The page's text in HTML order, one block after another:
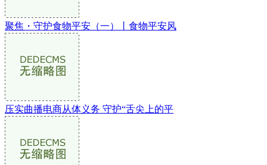
聚焦・守护食物平安（一）丨食物平安风
压实曲播电商从体义务 守护“舌尖上的平